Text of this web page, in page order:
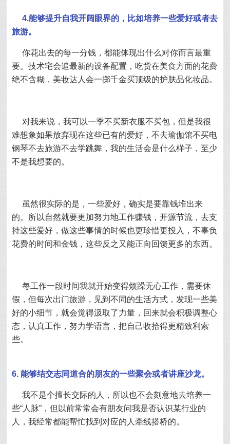
4.能够提升自我开阔眼界的，比如培养一些爱好或者去
旅游。
你花出去的每一分钱，都能体现出什么对你而言最重
要。技术宅会追最新的设备配置，吃货在美食方面的花费
绝不含糊，美妆达人会一掷千金买顶级的护肤品化妆品。
对我来说，我可以一季不买新衣服不买包，但是我很
难想象如果放弃现在这些已有的爱好，不去瑜伽馆不买电
钢琴不去旅游不去学跳舞，我的生活会是什么样子，至少
不是我想要的。
虽然很实际的是，一些爱好，确实是要靠钱堆出来
的。所以自然就要更加努力地工作赚钱，开源节流，去支
持这些爱好，做这些事情的时候也更珍惜更投入，不辜负
花费的时间和金钱，这些反之又能正向回馈更多的东西。
每工作一段时间我就开始变得烦躁无心工作，需要休
假，但每次出门旅游，见到不同的生活方式，发现一些美
好的小细节，就会觉得汲取了力量，回来就会积极调整心
态，认真工作，努力学语言，把自己收拾得更精致利索
些。
6. 能够结交志同道合的朋友的一些聚会或者讲座沙龙。
我不是个擅长交际的人，所以也不会刻意地去培养一
些“人脉”，但以前常常会有朋友问我是否认识某行业的
人，我经常都能帮忙找到对应的人牵线搭桥的。